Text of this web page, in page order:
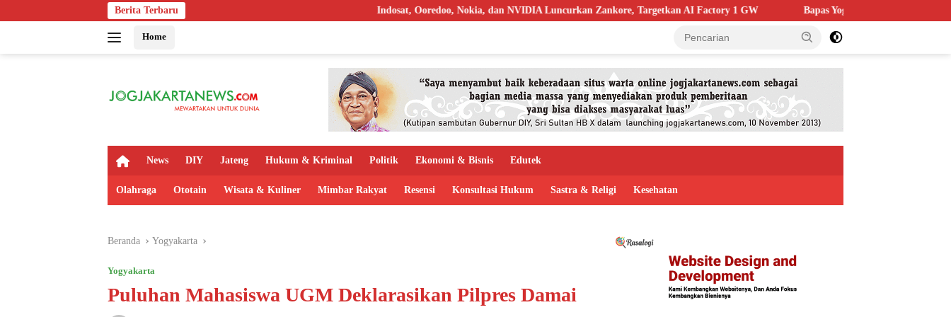
ke
Berita Terbaru Indosat, Ooredoo, Nokia, dan NVIDIA Luncurkan Zankore, Targetkan AI Factory 1 GW Bapas Yogyakarta Edukasi Guru SMKN 1 Seyegan,
Home
H
m
News DIY Jateng Hukum & Kriminal Politik Ekonomi & Bisnis Edutek
Olahraga Ototain Wisata & Kuliner Mimbar Rakyat Resensi Konsultasi Hukum Sastra & Religi Kesehatan
Beranda Yogyakarta
Yogyakarta
Puluhan Mahasiswa UGM Deklarasikan Pilpres Damai